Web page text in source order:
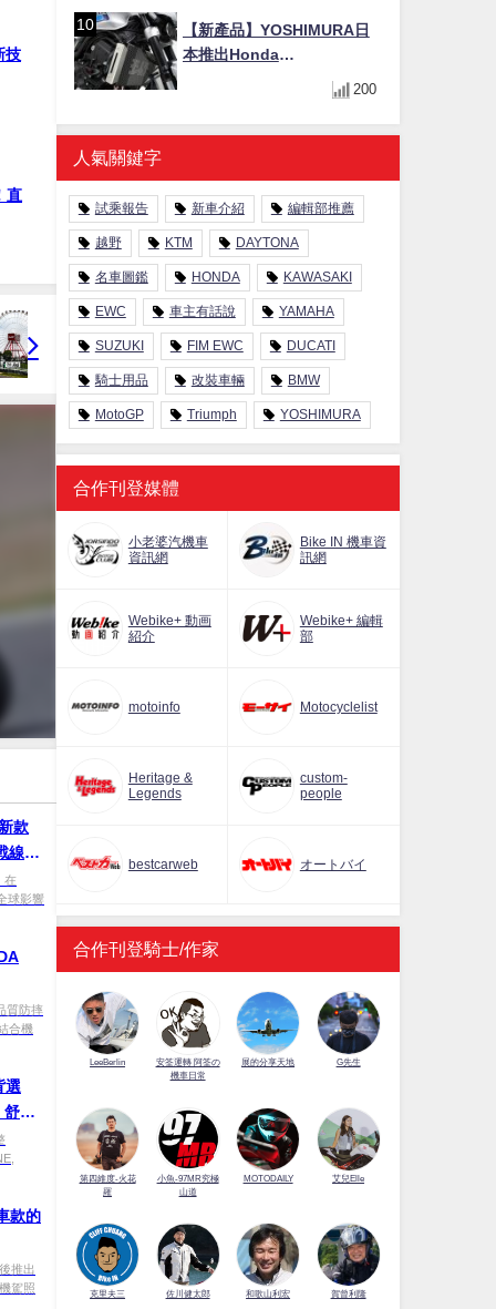
技
直
款
線詳
在
球影響
質防摔
合機
選
舒適
款的
推出
駕照
【新產品】YOSHIMURA日
本推出Honda
CB1000F/CB1000 HORNET
專用水箱護網，六角網紋設
計質感升級
200
人氣關鍵字
試乘報告 新車介紹 編輯部推薦
越野 KTM DAYTONA
名車圖鑑 HONDA KAWASAKI
EWC 車主有話說 YAMAHA
SUZUKI FIM EWC DUCATI
騎士用品 改裝車輛 BMW
MotoGP Triumph YOSHIMURA
合作刊登媒體
小老婆汽機車
資訊網
Bike IN 機車資
訊網
Webike+ 動画
紹介
Webike+ 編輯
部
motoinfo Motocyclelist
Heritage &
Legends
custom-
people
bestcarweb オートバイ
合作刊登騎士/作家
LeeBerlin
安筌運轉 阿筌の
機車日常
展的分享天地 G先生
第四維度-火花
羅
小魚-97MR究極
山道
MOTODAILY 艾兒Elle
克里夫三 佐川健太郎 和歌山利宏 賀曾利隆